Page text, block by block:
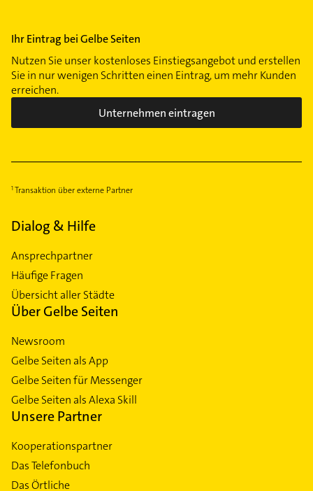
Ihr Eintrag bei Gelbe Seiten
Nutzen Sie unser kostenloses Einstiegsangebot und erstellen
Sie in nur wenigen Schritten einen Eintrag, um mehr Kunden
erreichen.
Unternehmen eintragen
Transaktion über externe Partner
Dialog & Hilfe
Ansprechpartner
Häufige Fragen
Übersicht aller Städte
Über Gelbe Seiten
Newsroom
Gelbe Seiten als App
Gelbe Seiten für Messenger
Gelbe Seiten als Alexa Skill
Unsere Partner
Kooperationspartner
Das Telefonbuch
Das Örtliche